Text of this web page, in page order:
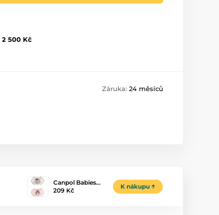
2 500 Kč
Záruka: 24 měsíců
Canpol Babies…
209 Kč
K nákupu